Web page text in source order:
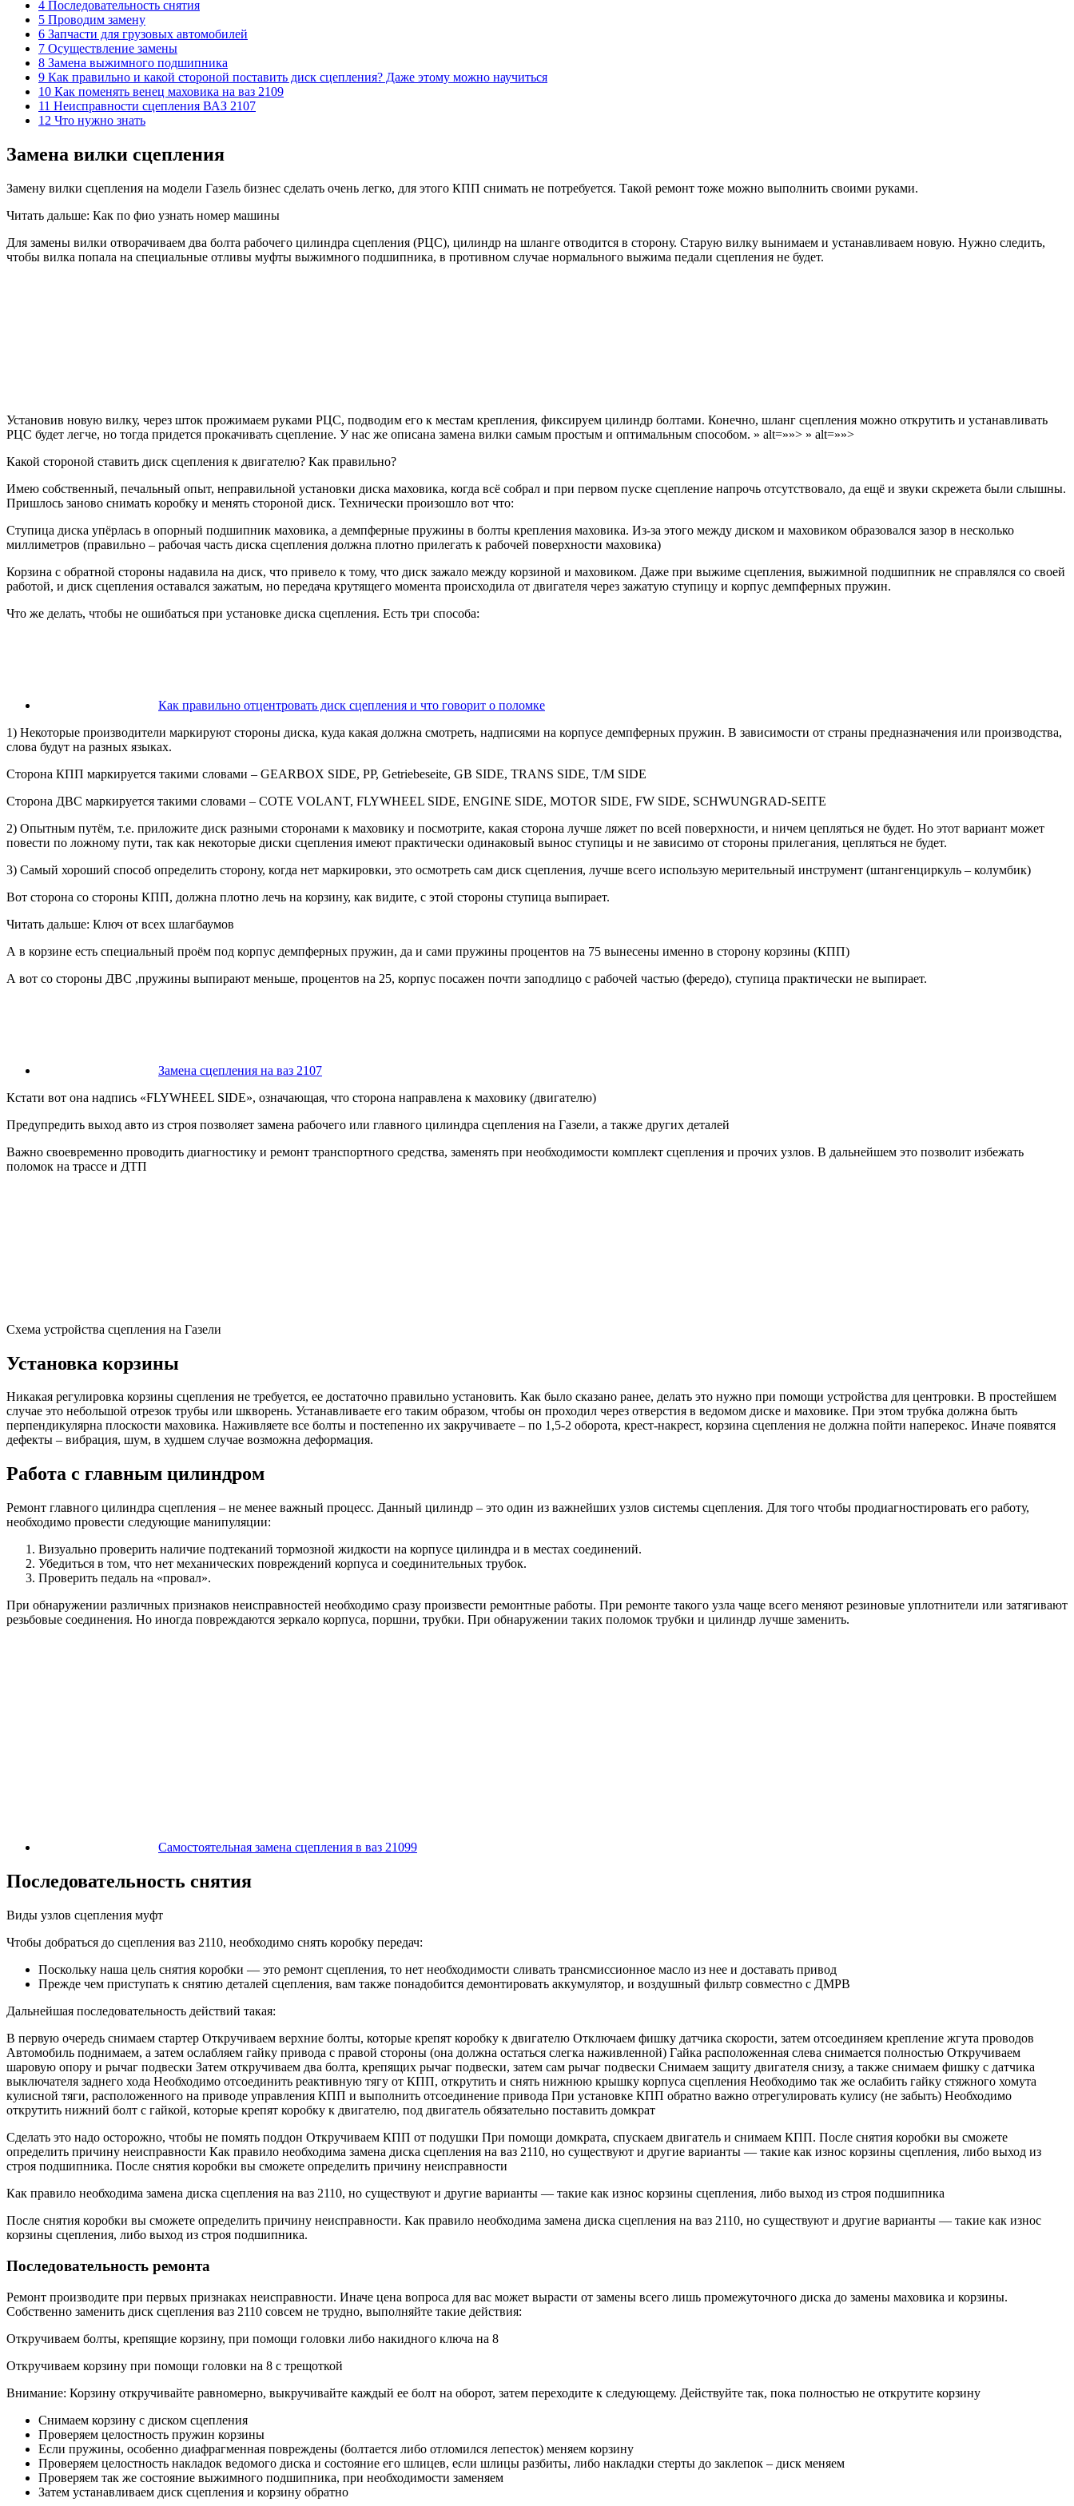
4 Последовательность снятия
5 Проводим замену
6 Запчасти для грузовых автомобилей
7 Осуществление замены
8 Замена выжимного подшипника
9 Как правильно и какой стороной поставить диск сцепления? Даже этому можно научиться
10 Как поменять венец маховика на ваз 2109
11 Неисправности сцепления ВАЗ 2107
12 Что нужно знать
Замена вилки сцепления
Замену вилки сцепления на модели Газель бизнес сделать очень легко, для этого КПП снимать не потребуется. Такой ремонт тоже можно выполнить своими руками.
Читать дальше: Как по фио узнать номер машины
Для замены вилки отворачиваем два болта рабочего цилиндра сцепления (РЦС), цилиндр на шланге отводится в сторону. Старую вилку вынимаем и устанавливаем новую. Нужно следить,
чтобы вилка попала на специальные отливы муфты выжимного подшипника, в противном случае нормального выжима педали сцепления не будет.
Установив новую вилку, через шток прожимаем руками РЦС, подводим его к местам крепления, фиксируем цилиндр болтами. Конечно, шланг сцепления можно открутить и устанавливать
РЦС будет легче, но тогда придется прокачивать сцепление. У нас же описана замена вилки самым простым и оптимальным способом. » alt=»»> » alt=»»>
Какой стороной ставить диск сцепления к двигателю? Как правильно?
Имею собственный, печальный опыт, неправильной установки диска маховика, когда всё собрал и при первом пуске сцепление напрочь отсутствовало, да ещё и звуки скрежета были слышны.
Пришлось заново снимать коробку и менять стороной диск. Технически произошло вот что:
Ступица диска упёрлась в опорный подшипник маховика, а демпферные пружины в болты крепления маховика. Из-за этого между диском и маховиком образовался зазор в несколько
миллиметров (правильно – рабочая часть диска сцепления должна плотно прилегать к рабочей поверхности маховика)
Корзина с обратной стороны надавила на диск, что привело к тому, что диск зажало между корзиной и маховиком. Даже при выжиме сцепления, выжимной подшипник не справлялся со своей
работой, и диск сцепления оставался зажатым, но передача крутящего момента происходила от двигателя через зажатую ступицу и корпус демпферных пружин.
Что же делать, чтобы не ошибаться при установке диска сцепления. Есть три способа:
Как правильно отцентровать диск сцепления и что говорит о поломке
1) Некоторые производители маркируют стороны диска, куда какая должна смотреть, надписями на корпусе демпферных пружин. В зависимости от страны предназначения или производства,
слова будут на разных языках.
Сторона КПП маркируется такими словами – GEARBOX SIDE, PP, Getriebeseite, GB SIDE, TRANS SIDE, T/M SIDE
Сторона ДВС маркируется такими словами – COTE VOLANT, FLYWHEEL SIDE, ENGINE SIDE, MOTOR SIDE, FW SIDE, SCHWUNGRAD-SEITE
2) Опытным путём, т.е. приложите диск разными сторонами к маховику и посмотрите, какая сторона лучше ляжет по всей поверхности, и ничем цепляться не будет. Но этот вариант может
повести по ложному пути, так как некоторые диски сцепления имеют практически одинаковый вынос ступицы и не зависимо от стороны прилегания, цепляться не будет.
3) Самый хороший способ определить сторону, когда нет маркировки, это осмотреть сам диск сцепления, лучше всего использую мерительный инструмент (штангенциркуль – колумбик)
Вот сторона со стороны КПП, должна плотно лечь на корзину, как видите, с этой стороны ступица выпирает.
Читать дальше: Ключ от всех шлагбаумов
А в корзине есть специальный проём под корпус демпферных пружин, да и сами пружины процентов на 75 вынесены именно в сторону корзины (КПП)
А вот со стороны ДВС ,пружины выпирают меньше, процентов на 25, корпус посажен почти заподлицо с рабочей частью (фередо), ступица практически не выпирает.
Замена сцепления на ваз 2107
Кстати вот она надпись «FLYWHEEL SIDE», означающая, что сторона направлена к маховику (двигателю)
Предупредить выход авто из строя позволяет замена рабочего или главного цилиндра сцепления на Газели, а также других деталей
Важно своевременно проводить диагностику и ремонт транспортного средства, заменять при необходимости комплект сцепления и прочих узлов. В дальнейшем это позволит избежать
поломок на трассе и ДТП
Схема устройства сцепления на Газели
Установка корзины
Никакая регулировка корзины сцепления не требуется, ее достаточно правильно установить. Как было сказано ранее, делать это нужно при помощи устройства для центровки. В простейшем
случае это небольшой отрезок трубы или шкворень. Устанавливаете его таким образом, чтобы он проходил через отверстия в ведомом диске и маховике. При этом трубка должна быть
перпендикулярна плоскости маховика. Наживляете все болты и постепенно их закручиваете – по 1,5-2 оборота, крест-накрест, корзина сцепления не должна пойти наперекос. Иначе появятся
дефекты – вибрация, шум, в худшем случае возможна деформация.
Работа с главным цилиндром
Ремонт главного цилиндра сцепления – не менее важный процесс. Данный цилиндр – это один из важнейших узлов системы сцепления. Для того чтобы продиагностировать его работу,
необходимо провести следующие манипуляции:
Визуально проверить наличие подтеканий тормозной жидкости на корпусе цилиндра и в местах соединений.
Убедиться в том, что нет механических повреждений корпуса и соединительных трубок.
Проверить педаль на «провал».
При обнаружении различных признаков неисправностей необходимо сразу произвести ремонтные работы. При ремонте такого узла чаще всего меняют резиновые уплотнители или затягивают
резьбовые соединения. Но иногда повреждаются зеркало корпуса, поршни, трубки. При обнаружении таких поломок трубки и цилиндр лучше заменить.
Самостоятельная замена сцепления в ваз 21099
Последовательность снятия
Виды узлов сцепления муфт
Чтобы добраться до сцепления ваз 2110, необходимо снять коробку передач:
Поскольку наша цель снятия коробки — это ремонт сцепления, то нет необходимости сливать трансмиссионное масло из нее и доставать привод
Прежде чем приступать к снятию деталей сцепления, вам также понадобится демонтировать аккумулятор, и воздушный фильтр совместно с ДМРВ
Дальнейшая последовательность действий такая:
В первую очередь снимаем стартер Откручиваем верхние болты, которые крепят коробку к двигателю Отключаем фишку датчика скорости, затем отсоединяем крепление жгута проводов
Автомобиль поднимаем, а затем ослабляем гайку привода с правой стороны (она должна остаться слегка наживленной) Гайка расположенная слева снимается полностью Откручиваем
шаровую опору и рычаг подвески Затем откручиваем два болта, крепящих рычаг подвески, затем сам рычаг подвески Снимаем защиту двигателя снизу, а также снимаем фишку с датчика
выключателя заднего хода Необходимо отсоединить реактивную тягу от КПП, открутить и снять нижнюю крышку корпуса сцепления Необходимо так же ослабить гайку стяжного хомута
кулисной тяги, расположенного на приводе управления КПП и выполнить отсоединение привода При установке КПП обратно важно отрегулировать кулису (не забыть) Необходимо
открутить нижний болт с гайкой, которые крепят коробку к двигателю, под двигатель обязательно поставить домкрат
Сделать это надо осторожно, чтобы не помять поддон Откручиваем КПП от подушки При помощи домкрата, спускаем двигатель и снимаем КПП. После снятия коробки вы сможете
определить причину неисправности Как правило необходима замена диска сцепления на ваз 2110, но существуют и другие варианты — такие как износ корзины сцепления, либо выход из
строя подшипника. После снятия коробки вы сможете определить причину неисправности
Как правило необходима замена диска сцепления на ваз 2110, но существуют и другие варианты — такие как износ корзины сцепления, либо выход из строя подшипника
После снятия коробки вы сможете определить причину неисправности. Как правило необходима замена диска сцепления на ваз 2110, но существуют и другие варианты — такие как износ
корзины сцепления, либо выход из строя подшипника.
Последовательность ремонта
Ремонт производите при первых признаках неисправности. Иначе цена вопроса для вас может вырасти от замены всего лишь промежуточного диска до замены маховика и корзины.
Собственно заменить диск сцепления ваз 2110 совсем не трудно, выполняйте такие действия:
Откручиваем болты, крепящие корзину, при помощи головки либо накидного ключа на 8
Откручиваем корзину при помощи головки на 8 с трещоткой
Внимание: Корзину откручивайте равномерно, выкручивайте каждый ее болт на оборот, затем переходите к следующему. Действуйте так, пока полностью не открутите корзину
Снимаем корзину с диском сцепления
Проверяем целостность пружин корзины
Если пружины, особенно диафрагменная повреждены (болтается либо отломился лепесток) меняем корзину
Проверяем целостность накладок ведомого диска и состояние его шлицев, если шлицы разбиты, либо накладки стерты до заклепок – диск меняем
Проверяем так же состояние выжимного подшипника, при необходимости заменяем
Затем устанавливаем диск сцепления и корзину обратно